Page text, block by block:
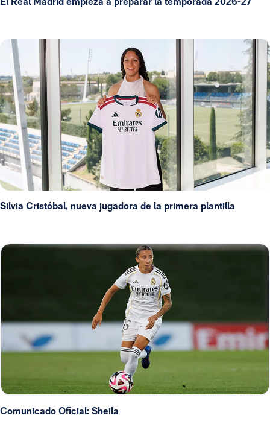
Silvia Cristóbal, nueva jugadora de la primera plantilla
Comunicado Oficial: Sheila